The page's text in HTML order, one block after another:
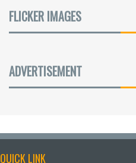
FLICKER IMAGES
ADVERTISEMENT
QUICK LINK